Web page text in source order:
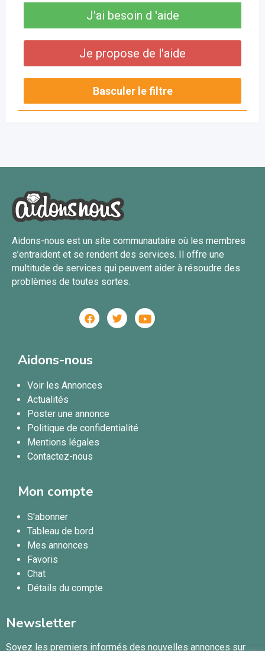
J'ai besoin d 'aide
Je propose de l'aide
Basculer le filtre
Aidons-nous est un site communautaire où les membres
s’entraident et se rendent des services. Il offre une
multitude de services qui peuvent aider à résoudre des
problèmes de toutes sortes.
Aidons-nous
Voir les Annonces
Actualités
Poster une annonce
Politique de confidentialité
Mentions légales
Contactez-nous
Mon compte
S'abonner
Tableau de bord
Mes annonces
Favoris
Chat
Détails du compte
Newsletter
Soyez les premiers informés des nouvelles annonces sur